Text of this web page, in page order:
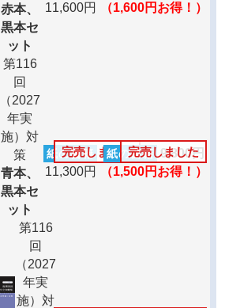
赤本、
黒本セ
ット
11,600円
（1,600円お得！）
第116
回
（2027
年実
施）対
策
青本、
黒本セ
ット
紙の書籍
11,300円
完売しました
紙の書籍
9,800円
（1,500円お得！）
完売しました
第116
回
（2027
年実
施）対